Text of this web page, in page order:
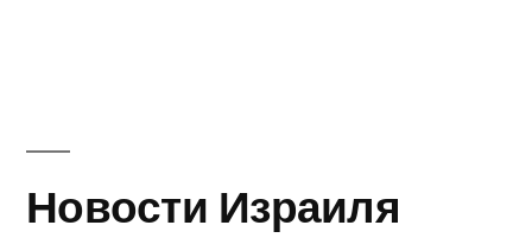
Новости Израиля